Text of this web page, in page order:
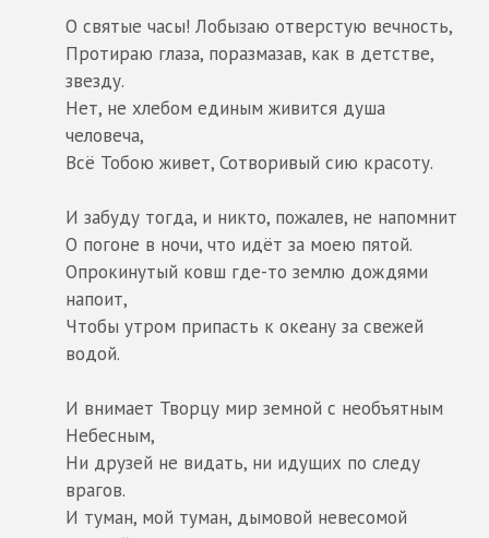
О святые часы! Лобызаю отверстую вечность,
Протираю глаза, поразмазав, как в детстве,
звезду.
Нет, не хлебом единым живится душа
человеча,
Всё Тобою живет, Сотворивый сию красоту.
И забуду тогда, и никто, пожалев, не напомнит
О погоне в ночи, что идёт за моею пятой.
Опрокинутый ковш где-то землю дождями
напоит,
Чтобы утром припасть к океану за свежей
водой.
И внимает Творцу мир земной с необъятным
Небесным,
Ни друзей не видать, ни идущих по следу
врагов.
И туман, мой туман, дымовой невесомой